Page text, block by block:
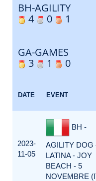
BH-AGILITY
4
0 1
GA-GAMES
3
1 0
DATE EVENT
2023-
11-05
BH -
AGILITY DOG
LATINA - JOY
BEACH - 5
NOVEMBRE